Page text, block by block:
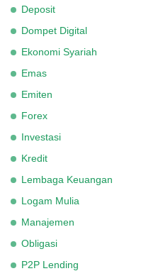
Deposit
Dompet Digital
Ekonomi Syariah
Emas
Emiten
Forex
Investasi
Kredit
Lembaga Keuangan
Logam Mulia
Manajemen
Obligasi
P2P Lending